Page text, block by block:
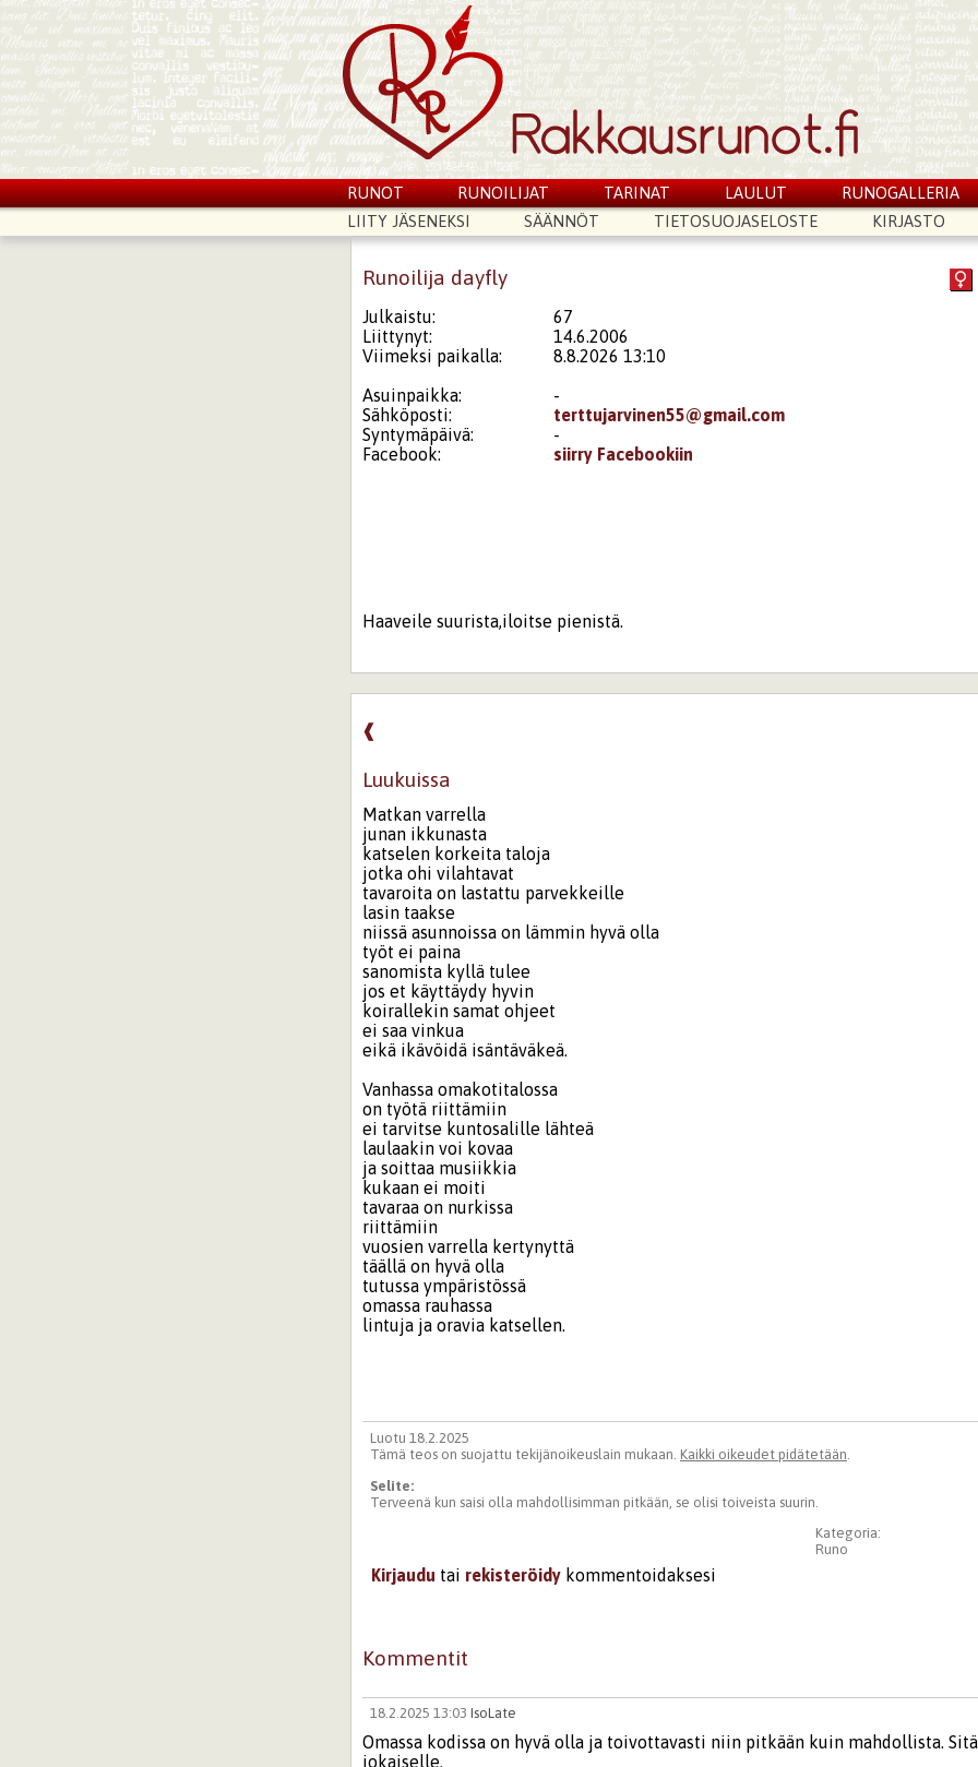
RUNOT RUNOILIJAT TARINAT LAULUT
RUNOGALLERIA
LIITY JÄSENEKSI
SÄÄNNÖT TIETOSUOJASELOSTE KIRJASTO
Runoilija dayfly
Julkaistu:
67
Liittynyt:
14.6.2006
Viimeksi paikalla:
8.8.2026 13:10
Asuinpaikka:
-
Sähköposti:
terttujarvinen55@gmail.com
Syntymäpäivä:
-
Facebook:
siirry Facebookiin
Haaveile suurista,iloitse pienistä.
❰
Luukuissa
Matkan varrella
junan ikkunasta
katselen korkeita taloja
jotka ohi vilahtavat
tavaroita on lastattu parvekkeille
lasin taakse
niissä asunnoissa on lämmin hyvä olla
työt ei paina
sanomista kyllä tulee
jos et käyttäydy hyvin
koirallekin samat ohjeet
ei saa vinkua
eikä ikävöidä isäntäväkeä.
Vanhassa omakotitalossa
on työtä riittämiin
ei tarvitse kuntosalille lähteä
laulaakin voi kovaa
ja soittaa musiikkia
kukaan ei moiti
tavaraa on nurkissa
riittämiin
vuosien varrella kertynyttä
täällä on hyvä olla
tutussa ympäristössä
omassa rauhassa
lintuja ja oravia katsellen.
Luotu 18.2.2025
Tämä teos on suojattu tekijänoikeuslain mukaan. Kaikki oikeudet pidätetään.
Selite:
Terveenä kun saisi olla mahdollisimman pitkään, se olisi toiveista suurin.
Kategoria:
Runo
Kirjaudu tai rekisteröidy kommentoidaksesi
Kommentit
18.2.2025 13:03 IsoLate
Omassa kodissa on hyvä olla ja toivottavasti niin pitkään kuin mahdollista.
jokaiselle.